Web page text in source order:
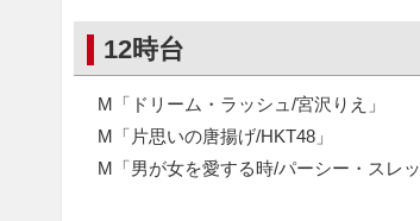
12時台
M「ドリーム・ラッシュ/宮沢りえ」
M「片思いの唐揚げ/HKT48」
M「男が女を愛する時/パーシー・スレッ